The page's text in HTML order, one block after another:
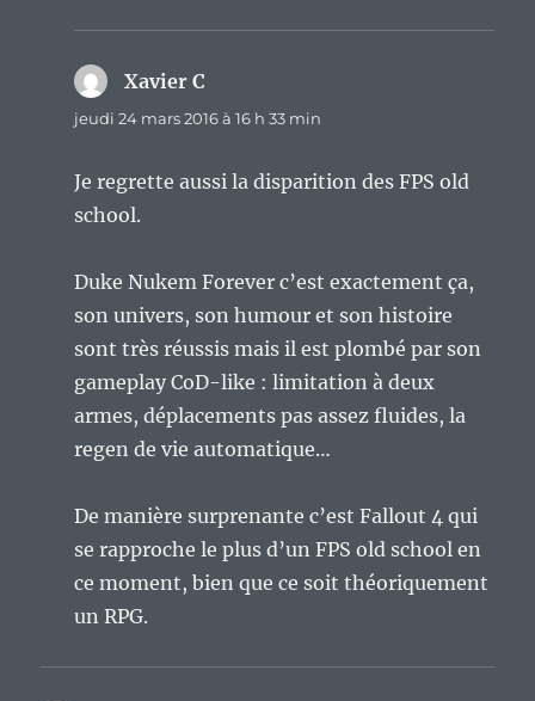
Xavier C
jeudi 24 mars 2016 à 16 h 33 min
Je regrette aussi la disparition des FPS old
school.
Duke Nukem Forever c’est exactement ça,
son univers, son humour et son histoire
sont très réussis mais il est plombé par son
gameplay CoD-like : limitation à deux
armes, déplacements pas assez fluides, la
regen de vie automatique…
De manière surprenante c’est Fallout 4 qui
se rapproche le plus d’un FPS old school en
ce moment, bien que ce soit théoriquement
un RPG.